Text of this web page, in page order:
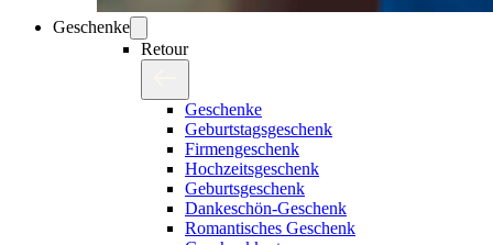
Geschenke
Retour
Geschenke
Geburtstagsgeschenk
Firmengeschenk
Hochzeitsgeschenk
Geburtsgeschenk
Dankeschön-Geschenk
Romantisches Geschenk